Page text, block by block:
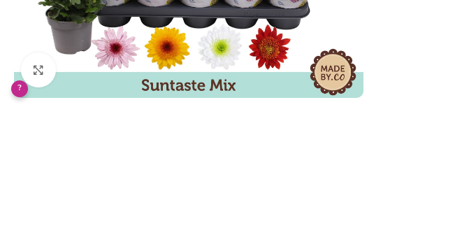
Klikněte pro zvětšení
?